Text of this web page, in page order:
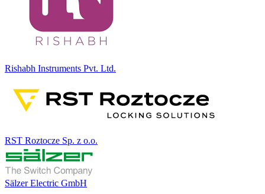
Rishabh Instruments Pvt. Ltd.
RST Roztocze Sp. z o.o.
Sälzer Electric GmbH